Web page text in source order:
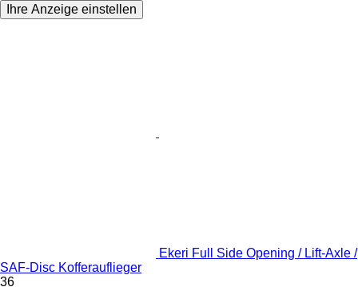
Ihre Anzeige einstellen
Ekeri Full Side Opening / Lift-Axle /
SAF-Disc Kofferauflieger
36